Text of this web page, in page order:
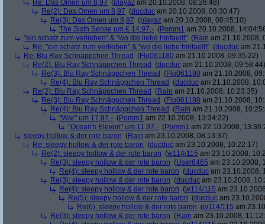
Re: Das Omen um 8,97 (playaz am 20.10.2008, 08:26:48)
Re(2): Das Omen um 8,97 (ducduc am 20.10.2008, 08:30:47)
Re(3): Das Omen um 8,97 (playaz am 20.10.2008, 08:45:10)
The Sixth Sense um € 14,97,- (Pomm1 am 20.10.2008,
"ein schatz zum verlieben" & "wo die liebe hinfaellt" (Rain am 21.10.2008,
Re: "ein schatz zum verlieben" & "wo die liebe hinfaellt" (ducduc am
Re: Blu Ray Schnäppchen Thread (Flo061180 am 21.10.2008, 09:35:22)
Re(2): Blu Ray Schnäppchen Thread (ducduc am 21.10.2008, 09:58:44)
Re(3): Blu Ray Schnäppchen Thread (Flo061180 am 21.10.2008,
Re(4): Blu Ray Schnäppchen Thread (ducduc am 21.10.2008,
Re(2): Blu Ray Schnäppchen Thread (Rain am 21.10.2008, 10:23:35)
Re(3): Blu Ray Schnäppchen Thread (Flo061180 am 21.10.2008,
Re(4): Blu Ray Schnäppchen Thread (Rain am 21.10.2008,
"War" um 17,97,- (Pomm1 am 22.10.2008, 13:34:22)
"Ocean's Eleven" um 11,97,- (Pomm1 am 22.10.2008,
sleepy hollow & der rote baron (Rain am 23.10.2008, 08:13:37)
Re: sleepy hollow & der rote baron (ducduc am 23.10.2008, 10:22:17)
Re(2): sleepy hollow & der rote baron (w114/115 am 23.10.2008,
Re(3): sleepy hollow & der rote baron (User6465 am 23.10.2008,
Re(4): sleepy hollow & der rote baron (ducduc am 23.10.2008,
Re(3): sleepy hollow & der rote baron (ducduc am 23.10.2008,
Re(4): sleepy hollow & der rote baron (w114/115 am
Re(5): sleepy hollow & der rote baron (ducduc am
Re(6): sleepy hollow & der rote baron (w114/115 am
Re(3): sleepy hollow & der rote baron (Rain am 23.10.2008,